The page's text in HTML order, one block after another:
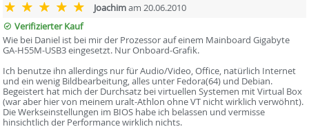
Joachimam 20.06.2010
Verifizierter Kauf
Wie bei Daniel ist bei mir der Prozessor auf einem Mainboard Gigabyte
GA-H55M-USB3 eingesetzt. Nur Onboard-Grafik.
Ich benutze ihn allerdings nur für Audio/Video, Office, natürlich Internet
und ein wenig Bildbearbeitung, alles unter Fedora(64) und Debian.
Begeistert hat mich der Durchsatz bei virtuellen Systemen mit Virtual Box
(war aber hier von meinem uralt-Athlon ohne VT nicht wirklich verwöhnt).
Die Werkseinstellungen im BIOS habe ich belassen und vermisse
hinsichtlich der Performance wirklich nichts.